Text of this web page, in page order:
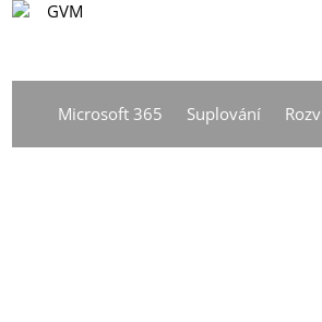
Microsoft 365 Suplování